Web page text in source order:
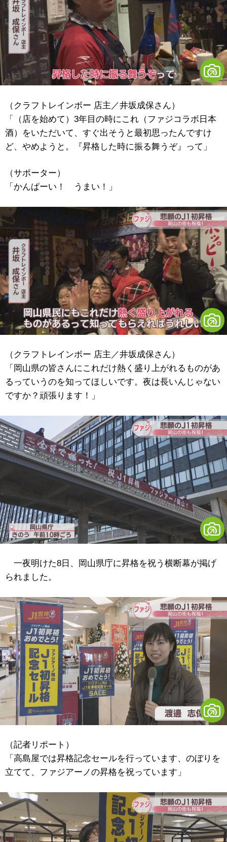
（クラフトレインボー 店主／井坂成保さん）
「（店を始めて）3年目の時にこれ（ファジコラボ日本
酒）をいただいて、すぐ出そうと最初思ったんですけ
ど、やめようと。『昇格した時に振る舞うぞ』って」
（サポーター）
「かんぱーい！ うまい！」
（クラフトレインボー 店主／井坂成保さん）
「岡山県の皆さんにこれだけ熱く盛り上がれるものがあ
るっていうのを知ってほしいです。夜は長いんじゃない
ですか？頑張ります！」
一夜明けた8日、岡山県庁に昇格を祝う横断幕が掲げ
られました。
（記者リポート）
「高島屋では昇格記念セールを行っています、のぼりを
立てて、ファジアーノの昇格を祝っています」